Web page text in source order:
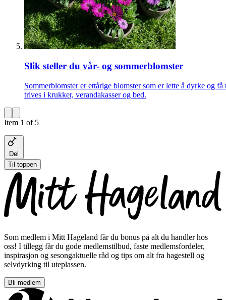
Slik steller du vår- og sommerblomster
Sommerblomster er ettårige blomster som er lette å dyrke og få
trives i krukker, verandakasser og bed.
Item 1 of 5
Del
Til toppen
Som medlem i Mitt Hageland får du bonus på alt du handler hos
oss! I tillegg får du gode medlemstilbud, faste medlemsfordeler,
inspirasjon og sesongaktuelle råd og tips om alt fra hagestell og
selvdyrking til uteplassen.
Bli medlem